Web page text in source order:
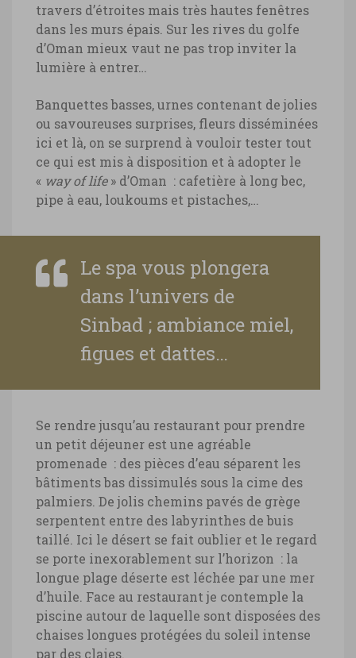
travers d’étroites mais très hautes fenêtres
dans les murs épais. Sur les rives du golfe
d’Oman mieux vaut ne pas trop inviter la
lumière à entrer…
Banquettes basses, urnes contenant de jolies
ou savoureuses surprises, fleurs disséminées
ici et là, on se surprend à vouloir tester tout
ce qui est mis à disposition et à adopter le
« way of life» d’Oman : cafetière à long bec,
pipe à eau, loukoums et pistaches,…
Le spa vous plongera
dans l’univers de
Sinbad ; ambiance miel,
figues et dattes…
Se rendre jusqu’au restaurant pour prendre
un petit déjeuner est une agréable
promenade : des pièces d’eau séparent les
bâtiments bas dissimulés sous la cime des
palmiers. De jolis chemins pavés de grège
serpentent entre des labyrinthes de buis
taillé. Ici le désert se fait oublier et le regard
se porte inexorablement sur l’horizon : la
longue plage déserte est léchée par une mer
d’huile. Face au restaurant je contemple la
piscine autour de laquelle sont disposées des
chaises longues protégées du soleil intense
par des claies.